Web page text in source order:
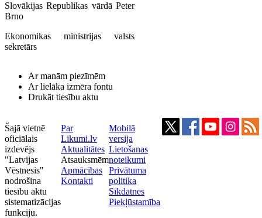
Slovākijas Republikas vārdā Peter
Brno
Ekonomikas ministrijas valsts
sekretārs
Ar manām piezīmēm
Ar lielāka izmēra fontu
Drukāt tiesību aktu
Šajā vietnē
oficiālais
izdevējs
"Latvijas
Vēstnesis"
nodrošina
tiesību aktu
sistematizācijas
funkciju.
Par
Likumi.lv
Aktualitātes
Atsauksmēm
Apmācības
Kontakti
Mobilā
versija
Lietošanas
noteikumi
Privātuma
politika
Sīkdatnes
Piekļūstamība